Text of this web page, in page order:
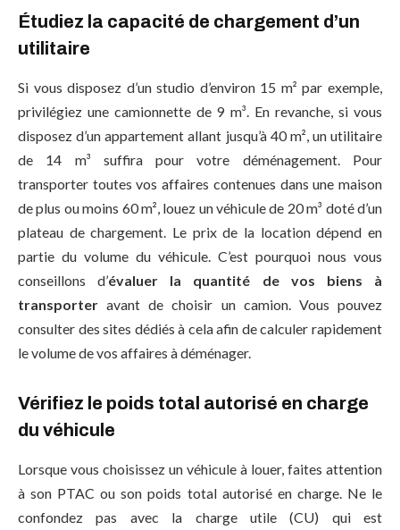
Étudiez la capacité de chargement d’un
utilitaire
Si vous disposez d’un studio d’environ 15 m² par exemple,
privilégiez une camionnette de 9 m³. En revanche, si vous
disposez d’un appartement allant jusqu’à 40 m², un utilitaire
de 14 m³ suffira pour votre déménagement. Pour
transporter toutes vos affaires contenues dans une maison
de plus ou moins 60 m², louez un véhicule de 20 m³ doté d’un
plateau de chargement. Le prix de la location dépend en
partie du volume du véhicule. C’est pourquoi nous vous
conseillons d’évaluer la quantité de vos biens à
transporter avant de choisir un camion. Vous pouvez
consulter des sites dédiés à cela afin de calculer rapidement
le volume de vos affaires à déménager.
Vérifiez le poids total autorisé en charge
du véhicule
Lorsque vous choisissez un véhicule à louer, faites attention
à son PTAC ou son poids total autorisé en charge. Ne le
confondez pas avec la charge utile (CU) qui est